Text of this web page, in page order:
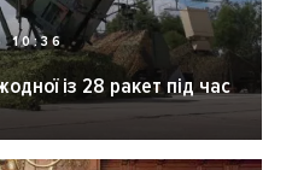
10:36
із 28 ракет під час